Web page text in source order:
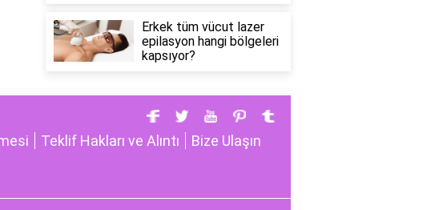
Erkek tüm vücut lazer
epilasyon hangi bölgeleri
kapsıyor?
Teklif Hakları ve Alıntı Bize Ulaşın